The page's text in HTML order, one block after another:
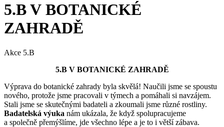
5.B V BOTANICKÉ
ZAHRADĚ
Akce 5.B
5.B V BOTANICKÉ ZAHRADĚ
Výprava do botanické zahrady byla skvělá! Naučili jsme se spoustu
nového, protože jsme pracovali v týmech a pomáhali si navzájem.
Stali jsme se skutečnými badateli a zkoumali jsme různé rostliny.
Badatelská výuka nám ukázala, že když spolupracujeme
a společně přemýšlíme, jde všechno lépe a je to i větší zábava.